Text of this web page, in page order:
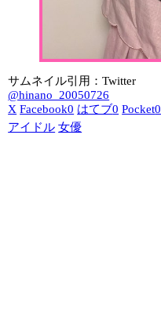
サムネイル引用：Twitter
@hinano_20050726
X Facebook0 はてブ0 Pocket0
アイドル 女優